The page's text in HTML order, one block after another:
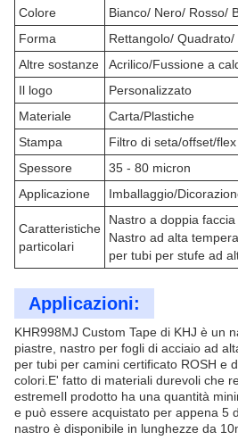
Colore
Bianco/ Nero/ Rosso/
Forma
Rettangolo/
Altre sostanze
Acrilico/Fussione a
Il logo
Personalizzato
Materiale
Carta/Plastiche
Stampa
Filtro di seta/offset/flex
Spessore
35 - 80 micron
Applicazione
Imballaggio/
Caratteristiche
particolari
Nastro a doppia
Nastro ad alta
per tubi per stufe ad
Applicazioni:
KHR998MJ Custom Tape di KHJ è un
piastre, nastro per fogli di acciaio ad
per tubi per camini certificato ROSH e
colori.E' fatto di materiali durevoli che
estremeIl prodotto ha una quantità
e può essere acquistato per appena 5
nastro è disponibile in lunghezze da